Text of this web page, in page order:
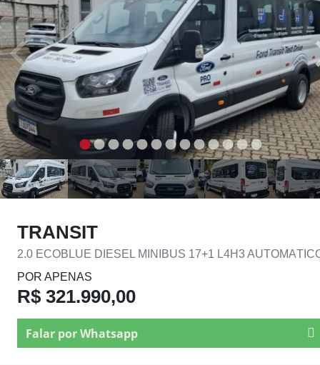
TRANSIT
2.0 ECOBLUE DIESEL MINIBUS 17+1 L4H3
POR APENAS
R$ 321.990,00
Falar por Whatsapp